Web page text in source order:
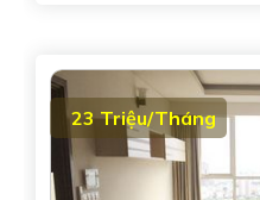
23 Triệu/Tháng